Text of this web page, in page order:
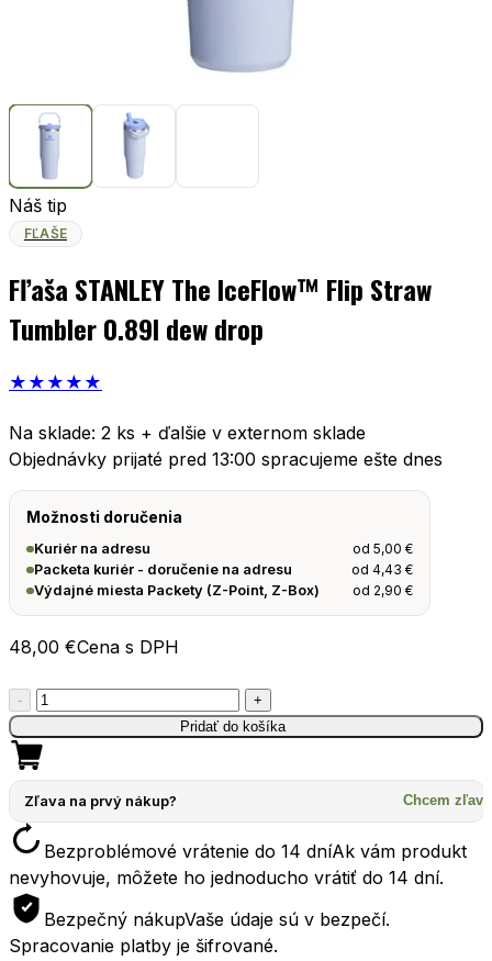
Náš tip
FĽAŠE
Fľaša STANLEY The IceFlow™ Flip Straw
Tumbler 0.89l dew drop
★ ★ ★ ★ ★
Na sklade: 2 ks + ďalšie v externom sklade
Objednávky prijaté pred 13:00 spracujeme ešte dnes
Možnosti doručenia
Kuriér na adresu od5,00€
Packeta kuriér - doručenie na adresu
od4,43€
Výdajné miesta Packety (Z-Point, Z-Box)
od 2,90€
48,00 €Cena s DPH
-
množstvo
Fľaša
STANLEY
The
IceFlow™
Flip
Straw
Tumbler
0.89l
+
Pridať do košíka
Zľava na prvý nákup? Chcem zľavu
Bezproblémové vrátenie do 14 dníAk vám produkt
nevyhovuje, môžete ho jednoducho vrátiť do 14 dní.
Bezpečný nákupVaše údaje sú v bezpečí.
Spracovanie platby je šifrované.